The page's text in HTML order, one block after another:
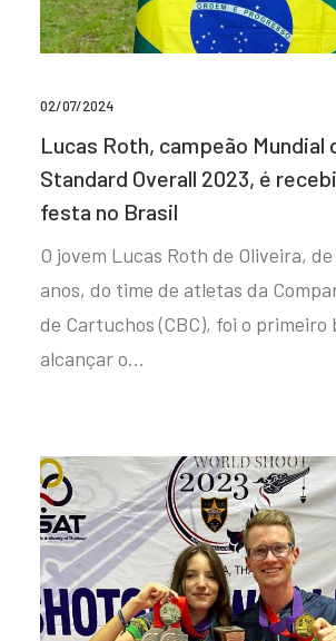
02/07/2024
Lucas Roth, campeão Mundial
Standard Overall 2023, é
festa no Brasil
O jovem Lucas Roth de Oliveira,
anos, do time de atletas da
de Cartuchos (CBC), foi o primeiro
alcançar o…